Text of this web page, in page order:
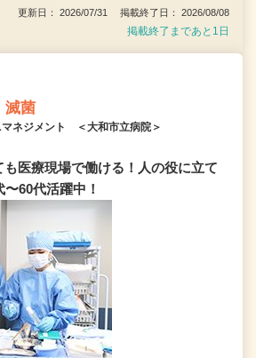
更新日： 2026/07/31 掲載終了日： 2026/08/08
掲載終了まであと1日
滅菌
ネジメント ＜大和市立病院＞
医療現場で働ける！人の役に立て
60代活躍中！